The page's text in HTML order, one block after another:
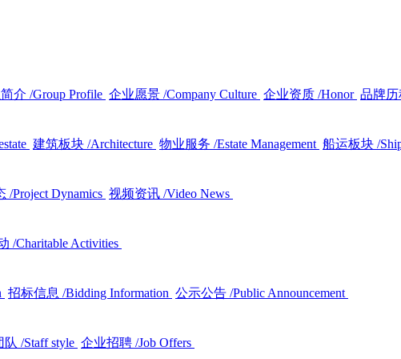
介 /Group Profile 企业愿景 /Company Culture 企业资质 /Honor 品牌历
建筑板块 /Architecture 物业服务 /Estate Management 船运板块 /
/Project Dynamics 视频资讯 /Video News
/Charitable Activities
招标信息 /Bidding Information 公示公告 /Public Announcement
队 /Staff style 企业招聘 /Job Offers